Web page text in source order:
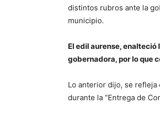
distintos rubros ante la
municipio.
El edil aurense,
gobernadora, por lo que
Lo anterior dijo, se refleja
durante la “Entrega de